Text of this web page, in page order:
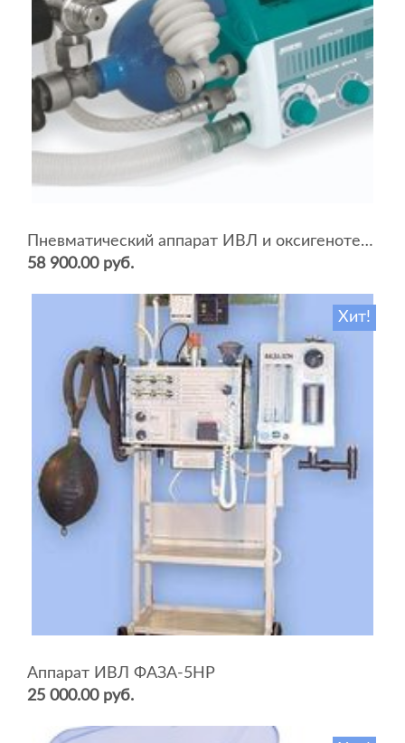
Пневматический аппарат ИВЛ и оксигенотерапии портативный АИВЛп-2/20-«ТМТ»
58 900.00 руб.
Хит!
Аппарат ИВЛ ФАЗА-5НР
25 000.00 руб.